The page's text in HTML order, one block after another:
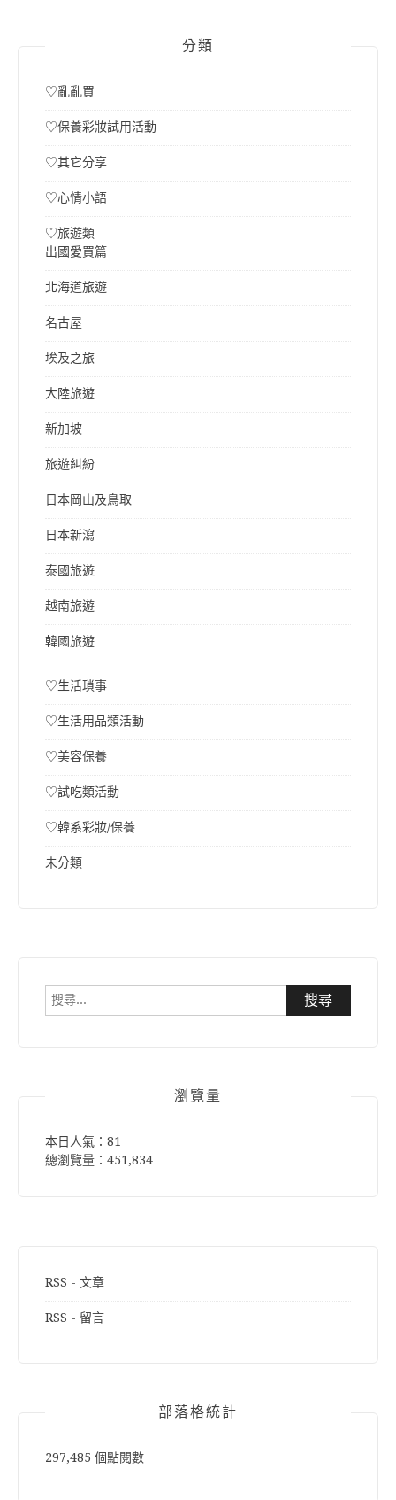
分類
♡亂亂買
♡保養彩妝試用活動
♡其它分享
♡心情小語
♡旅遊類
出國愛買篇
北海道旅遊
名古屋
埃及之旅
大陸旅遊
新加坡
旅遊糾紛
日本岡山及鳥取
日本新瀉
泰國旅遊
越南旅遊
韓國旅遊
♡生活瑣事
♡生活用品類活動
♡美容保養
♡試吃類活動
♡韓系彩妝/保養
未分類
搜
尋
瀏覽量
本日人氣：81
總瀏覽量：451,834
RSS - 文章
RSS - 留言
部落格統計
297,485 個點閱數